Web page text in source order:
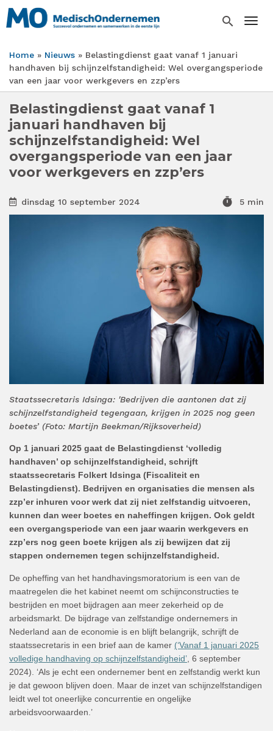
Overslaan
en
inhoud
gaan
search
Kruimelpad
Home Nieuws
Belastingdienst gaat vanaf 1 januari
handhaven bij schijnzelfstandigheid: Wel overgangsperiode
van een jaar voor werkgevers en zzp’ers
Belastingdienst gaat vanaf 1
januari handhaven bij
schijnzelfstandigheid: Wel
overgangsperiode van een jaar
voor werkgevers en zzp’ers
dinsdag 10 september 2024 timer 5 min
Staatssecretaris Idsinga: 'Bedrijven die aantonen dat zij
schijnzelfstandigheid tegengaan, krijgen in 2025 nog geen
boetes’ (Foto: Martijn Beekman/Rijksoverheid)
Op 1 januari 2025 gaat de Belastingdienst ‘volledig
handhaven’ op schijnzelfstandigheid, schrijft
staatssecretaris Folkert Idsinga (Fiscaliteit en
Belastingdienst). Bedrijven en organisaties die mensen als
zzp’er inhuren voor werk dat zij niet zelfstandig uitvoeren,
kunnen dan weer boetes en naheffingen krijgen. Ook geldt
een overgangsperiode van een jaar waarin werkgevers en
zzp’ers nog geen boete krijgen als zij bewijzen dat zij
stappen ondernemen tegen schijnzelfstandigheid.
De opheffing van het handhavingsmoratorium is een van de
maatregelen die het kabinet neemt om schijnconstructies te
bestrijden en moet bijdragen aan meer zekerheid op de
arbeidsmarkt. De bijdrage van zelfstandige ondernemers in
Nederland aan de economie is en blijft belangrijk, schrijft de
staatssecretaris in een brief aan de kamer (‘Vanaf 1 januari 2025
volledige handhaving op schijnzelfstandigheid’, 6 september
2024). ‘Als je echt een ondernemer bent en zelfstandig werkt kun
je dat gewoon blijven doen. Maar de inzet van schijnzelfstandigen
leidt wel tot oneerlijke concurrentie en ongelijke
arbeidsvoorwaarden.’